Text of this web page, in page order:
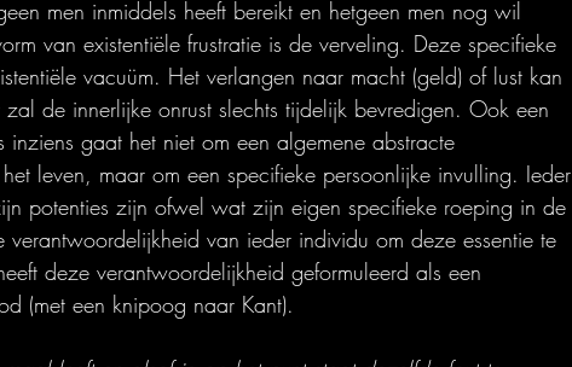
men inmiddels heeft bereikt en hetgeen men nog wil
van existentiële frustratie is de verveling. Deze specifieke
vacuüm. Het verlangen naar macht (geld) of lust kan
de innerlijke onrust slechts tijdelijk bevredigen. Ook een
gaat het niet om een algemene abstracte
leven, maar om een specifieke persoonlijke invulling. Ieder
potenties zijn ofwel wat zijn eigen specifieke roeping in de
van ieder individu om deze essentie te
deze verantwoordelijkheid geformuleerd als een
(met een knipoog naar Kant).